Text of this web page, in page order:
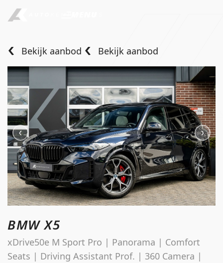
Aanbod
Diensten
Over ons
Verkocht
Contact
info@autokempeneers.nl
Schoolstraat 5A
4194 TG Meteren Nederland
Bekijk aanbod Bekijk aanbod
BMW X5
xDrive50e M Sport Pro | Panorama | Comfort
Seats | Driving Assistant Prof. | 360 Camera |